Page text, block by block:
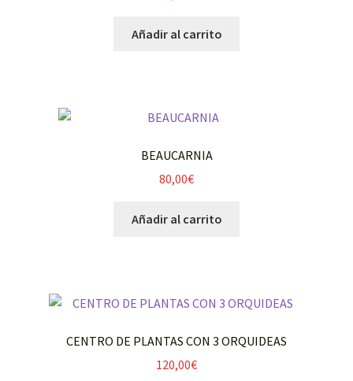
Añadir al carrito
BEAUCARNIA
80,00€
Añadir al carrito
CENTRO DE PLANTAS CON 3 ORQUIDEAS
120,00€